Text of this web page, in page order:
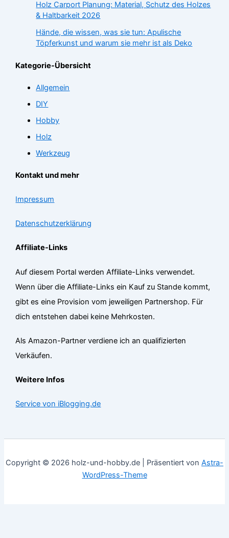
Holz Carport Planung: Material, Schutz des Holzes
& Haltbarkeit 2026
Hände, die wissen, was sie tun: Apulische
Töpferkunst und warum sie mehr ist als Deko
Kategorie-Übersicht
Allgemein
DIY
Hobby
Holz
Werkzeug
Kontakt und mehr
Impressum
Datenschutzerklärung
Affiliate-Links
Auf diesem Portal werden Affiliate-Links verwendet.
Wenn über die Affiliate-Links ein Kauf zu Stande kommt,
gibt es eine Provision vom jeweiligen Partnershop. Für
dich entstehen dabei keine Mehrkosten.
Als Amazon-Partner verdiene ich an qualifizierten
Verkäufen.
Weitere Infos
Service von iBlogging.de
Copyright © 2026 holz-und-hobby.de | Präsentiert von Astra-
WordPress-Theme